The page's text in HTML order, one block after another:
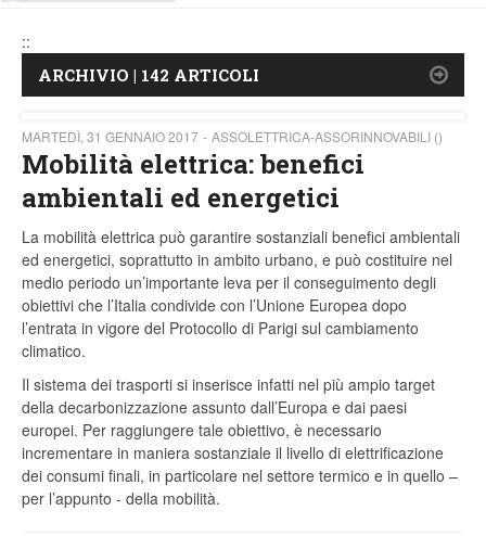
::
ARCHIVIO | 142 ARTICOLI
MARTEDÌ, 31 GENNAIO 2017 ASSOLETTRICA-ASSORINNOVABILI ()
Mobilità elettrica: benefici
ambientali ed energetici
La mobilità elettrica può garantire sostanziali benefici ambientali
ed energetici, soprattutto in ambito urbano, e può costituire nel
medio periodo un’importante leva per il conseguimento degli
obiettivi che l’Italia condivide con l’Unione Europea dopo
l’entrata in vigore del Protocollo di Parigi sul cambiamento
climatico.
Il sistema dei trasporti si inserisce infatti nel più ampio target
della decarbonizzazione assunto dall’Europa e dai paesi
europei. Per raggiungere tale obiettivo, è necessario
incrementare in maniera sostanziale il livello di elettrificazione
dei consumi finali, in particolare nel settore termico e in quello –
per l’appunto - della mobilità.